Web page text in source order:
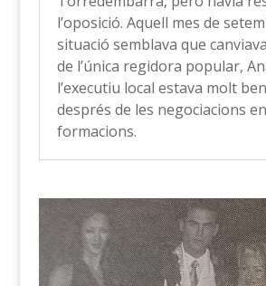
l’oposició. Aquell mes de
situació semblava que
de l’única regidora popular,
l’executiu local estava molt
després de les negociacions
formacions.